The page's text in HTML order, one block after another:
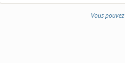
Vous